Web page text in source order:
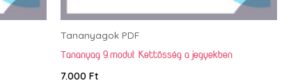
Tananyagok PDF
Tananyag 9.modul: Kettősség a jegyekben
7.000 Ft